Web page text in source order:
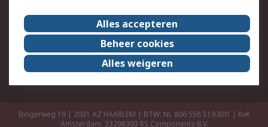
Over RS
RS Group
Over ons
RS wereldwijd
Werken bij RS
ESG
Bingerweg 19 | 2031 AZ HAARLEM | BTW: NL 806 558 519.B01 | KvK
Amsterdam: 33298393 RS Components B.V.
Alles accepteren
Beheer cookies
Alles weigeren